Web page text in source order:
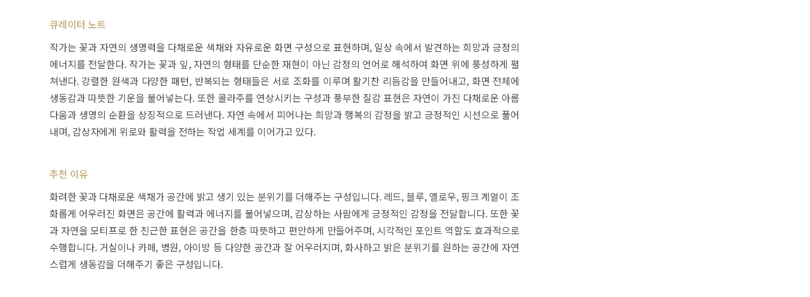
큐레이터 노트
작가는 꽃과 자연의 생명력을 다채로운 색채와 자유로운 화면 구성으로 표현하며, 일상 속에서 발견하는 희망과 긍정의
에너지를 전달한다. 작가는 꽃과 잎, 자연의 형태를 단순한 재현이 아닌 감정의 언어로 해석하여 화면 위에 풍성하게 펼
쳐낸다. 강렬한 원색과 다양한 패턴, 반복되는 형태들은 서로 조화를 이루며 활기찬 리듬감을 만들어내고, 화면 전체에
생동감과 따뜻한 기운을 불어넣는다. 또한 콜라주를 연상시키는 구성과 풍부한 질감 표현은 자연이 가진 다채로운 아름
다움과 생명의 순환을 상징적으로 드러낸다. 자연 속에서 피어나는 희망과 행복의 감정을 밝고 긍정적인 시선으로 풀어
내며, 감상자에게 위로와 활력을 전하는 작업 세계를 이어가고 있다.
추천 이유
화려한 꽃과 다채로운 색채가 공간에 밝고 생기 있는 분위기를 더해주는 구성입니다. 레드, 블루, 옐로우, 핑크 계열이 조
화롭게 어우러진 화면은 공간에 활력과 에너지를 불어넣으며, 감상하는 사람에게 긍정적인 감정을 전달합니다. 또한 꽃
과 자연을 모티프로 한 친근한 표현은 공간을 한층 따뜻하고 편안하게 만들어주며, 시각적인 포인트 역할도 효과적으로
수행합니다. 거실이나 카페, 병원, 아이방 등 다양한 공간과 잘 어우러지며, 화사하고 밝은 분위기를 원하는 공간에 자연
스럽게 생동감을 더해주기 좋은 구성입니다.